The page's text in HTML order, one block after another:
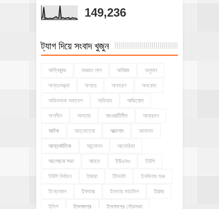
149,236
ট্যাগ দিয়ে সংবাদ খুজুন
অগ্নিকান্ড অজ্ঞাত লাশ অনিয়ম অনুদান
অন্তঃসত্ত্বা অপচয় অপহরণ অবরোধ
অভিভাবক সমাবেশ অভিযান অভিযোগ
অশ্লীল অসহায় আওয়ামীলীগ আক্রমন
আটক আত্নহত্যা আত্মসাৎ আদালত
আন্তর্জাতিক আন্দোলন আমেরিকা
আলোচনা সভা আহত ইউএনও ইউপি
ইউপি নির্বাচন ইজারা ইটভাটা ইনকিলাব মঞ্চ
ইন্তেকাল ইফতার ইফতার মাহফিল ইয়াবা
ইলিশ ইসলামপুর ইসলামপুর পৌরসভা